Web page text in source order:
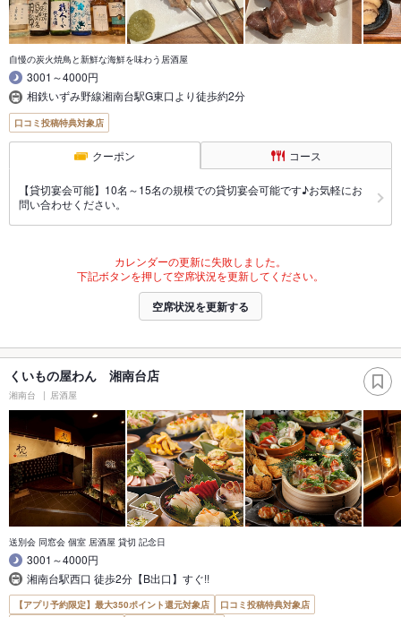
自慢の炭火焼鳥と新鮮な海鮮を味わう居酒屋
3001～4000円
相鉄いずみ野線湘南台駅G東口より徒歩約2分
口コミ投稿特典対象店
クーポン コース
【貸切宴会可能】10名～15名の規模での貸切宴会可能です♪お気軽にお
問い合わせください。
カレンダーの更新に失敗しました。
下記ボタンを押して空席状況を更新してください。
空席状況を更新する
くいもの屋わん 湘南台店
湘南台 居酒屋
送別会 同窓会 個室 居酒屋 貸切 記念日
3001～4000円
湘南台駅西口 徒歩2分【B出口】すぐ!!
【アプリ予約限定】最大350ポイント還元対象店
口コミ投稿特典対象店